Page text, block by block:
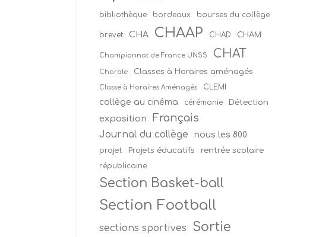
bibliothèque bordeaux bourses du collège
brevet CHA CHAAP CHAD CHAM
Championnat de France UNSS CHAT
Chorale Classes à Horaires aménagés
Classe à Horaires Aménagés CLEMI
collège au cinéma cérémonie Détection
exposition Français
Journal du collège
nous les 800
projet
Projets éducatifs rentrée scolaire
républicaine
Section Basket-ball
Section Football
sections sportives
Sortie